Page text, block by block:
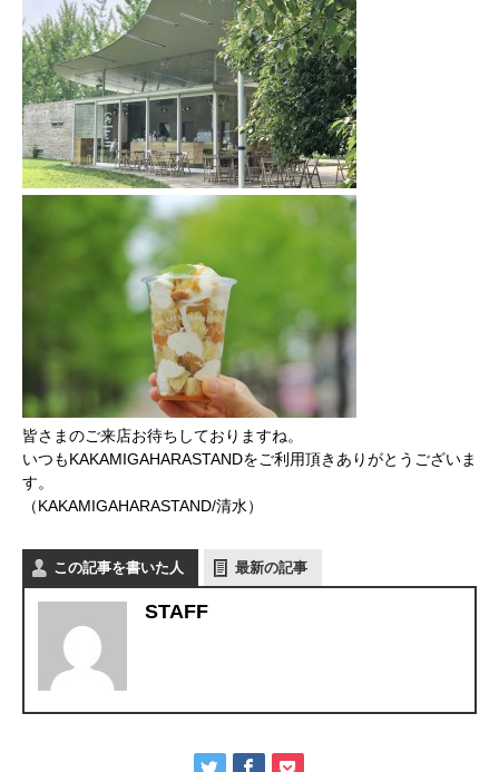
かかみがはら暮らし委員会とは？
メンバー図鑑
活動内容
会社概要
お問い合わせ
Instagram
かかみがはら暮らし委員会とは？ メンバー図鑑
皆さまのご来店お待ちしておりますね。
いつもKAKAMIGAHARASTANDをご利用頂きありがとうございま
す。
（KAKAMIGAHARASTAND/清水）
この記事を書いた人 最新の記事
STAFF